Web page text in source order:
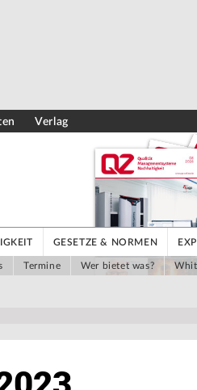
Verlag
GESETZE & NORMEN
Termine Wer bietet was?